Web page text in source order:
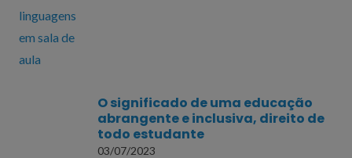
O significado de uma educação
abrangente e inclusiva, direito de
todo estudante
03/07/2023